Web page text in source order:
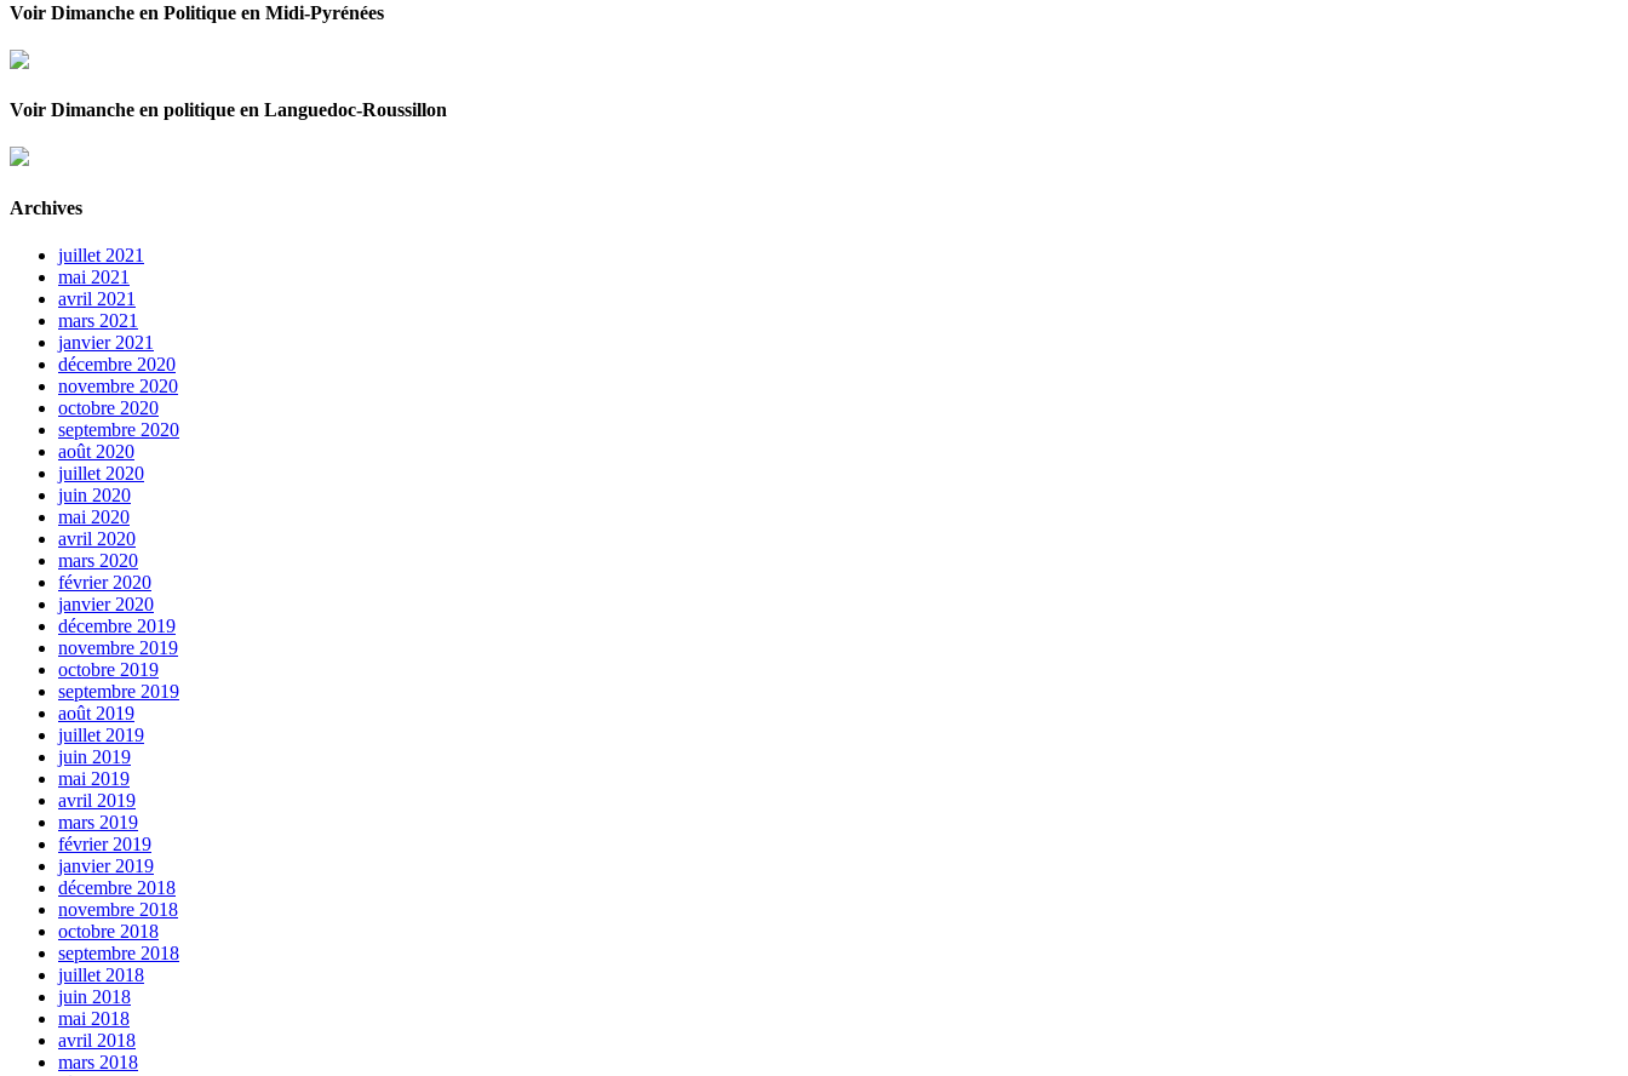
Voir Dimanche en Politique en Midi-Pyrénées
Voir Dimanche en politique en Languedoc-Roussillon
Archives
juillet 2021
mai 2021
avril 2021
mars 2021
janvier 2021
décembre 2020
novembre 2020
octobre 2020
septembre 2020
août 2020
juillet 2020
juin 2020
mai 2020
avril 2020
mars 2020
février 2020
janvier 2020
décembre 2019
novembre 2019
octobre 2019
septembre 2019
août 2019
juillet 2019
juin 2019
mai 2019
avril 2019
mars 2019
février 2019
janvier 2019
décembre 2018
novembre 2018
octobre 2018
septembre 2018
juillet 2018
juin 2018
mai 2018
avril 2018
mars 2018